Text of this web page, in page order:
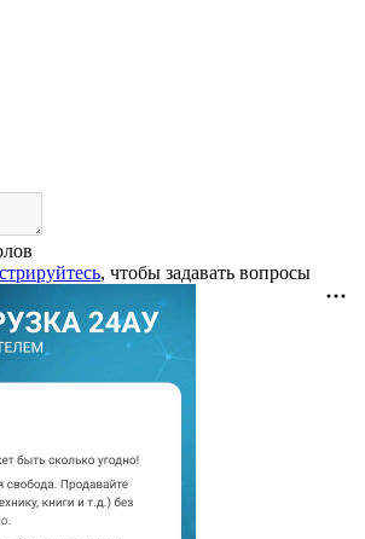
, чтобы задавать вопросы